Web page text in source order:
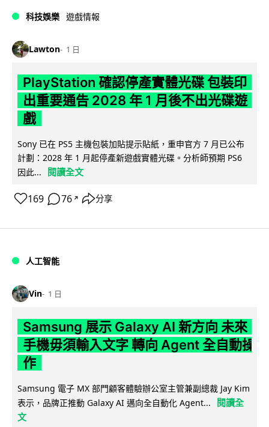
科技娛樂 遊戲情報
Lawton 1 日
PlayStation 確認停產實體光碟 包裝印
出重要通告 2028 年 1 月後不出光碟遊
戲
Sony 已在 PS5 主機包裝加貼提示貼紙，重申官方 7 月已公布
計劃：2028 年 1 月起停產新遊戲實體光碟。分析師預期 PS6
因此...
閱讀全文
169 76 ↗ 分享
人工智能
Vin 1 日
Samsung 展示 Galaxy AI 新方向 未來
手機毋須輸入文字 轉向 Agent 全自動操
作
Samsung 電子 MX 部門顧客體驗辦公室主管兼副總裁 Jay Kim
表示，品牌正推動 Galaxy AI 邁向全自動化 Agent...
閱讀全
文